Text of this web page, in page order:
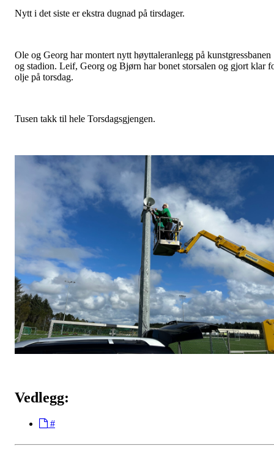
Nytt i det siste er ekstra dugnad på tirsdager.
Ole og Georg har montert nytt høyttaleranlegg på kunstgressbanen
og stadion. Leif, Georg og Bjørn har bonet storsalen og gjort klar
olje på torsdag.
Tusen takk til hele Torsdagsgjengen.
Vedlegg:
#